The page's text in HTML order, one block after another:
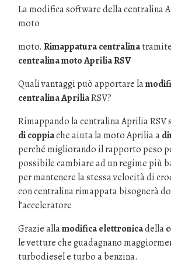
La modifica software della centralina
moto
moto. Rimappatura centralina
centralina moto Aprilia RSV
Quali vantaggi può apportare la
centralina ApriliaRSV?
Rimappando la centralina Aprilia RSV
di coppiache aiuta la moto Aprilia a
perché migliorando il rapporto peso
possibile cambiare ad un regime più
per mantenere la stessa velocità di
con centralina rimappata bisognerà
l’acceleratore
Grazie allamodifica elettronicadella
le vetture che guadagnano
turbodiesel e turbo a benzina.